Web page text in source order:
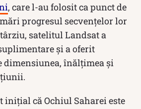
, care l-au folosit ca punct de
progresul secvențelor lor
satelitul Landsat a
și a oferit
înălțimea și
inițial că Ochiul Saharei este